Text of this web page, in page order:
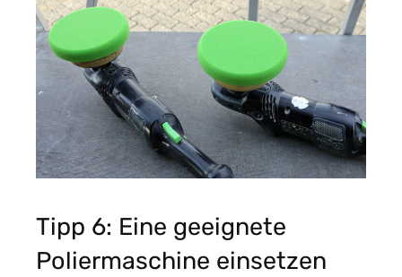
Tipp 6: Eine geeignete
Poliermaschine einsetzen